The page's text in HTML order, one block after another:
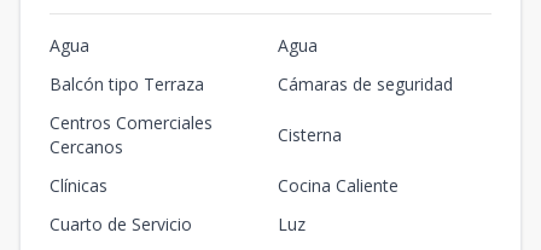
Agua
Agua
Balcón tipo Terraza
Cámaras de seguridad
Centros Comerciales
Cercanos
Cisterna
Clínicas
Cocina Caliente
Cuarto de Servicio
Luz